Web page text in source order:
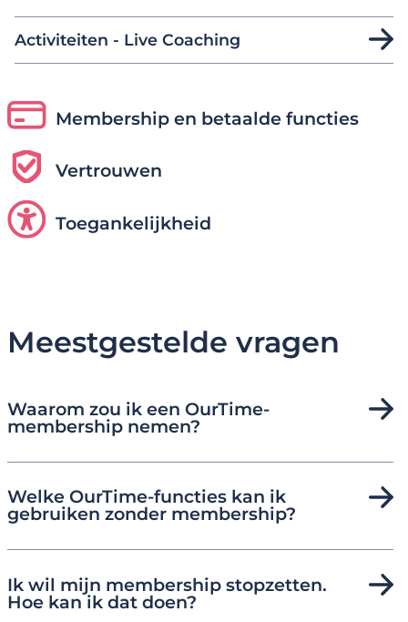
Activiteiten - Live Coaching
Membership en betaalde functies
Vertrouwen
Toegankelijkheid
Meestgestelde vragen
Waarom zou ik een OurTime-
membership nemen?
Welke OurTime-functies kan ik
gebruiken zonder membership?
Ik wil mijn membership stopzetten.
Hoe kan ik dat doen?